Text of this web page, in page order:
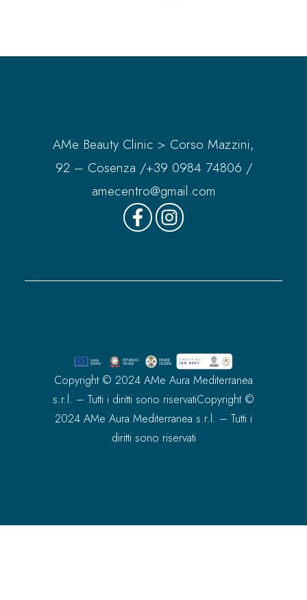
AMe Beauty Clinic > Corso Mazzini,
92 – Cosenza /+39 0984 74806 /
amecentro@gmail.com
Copyright © 2024 AMe Aura Mediterranea
s.r.l. – Tutti i diritti sono riservatiCopyright ©
2024 AMe Aura Mediterranea s.r.l. – Tutti i
diritti sono riservati